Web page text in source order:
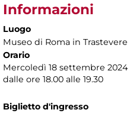
Informazioni
Luogo
Museo di Roma in Trastevere
Orario
Mercoledì 18 settembre 2024
dalle ore 18.00 alle 19.30
Biglietto d'ingresso